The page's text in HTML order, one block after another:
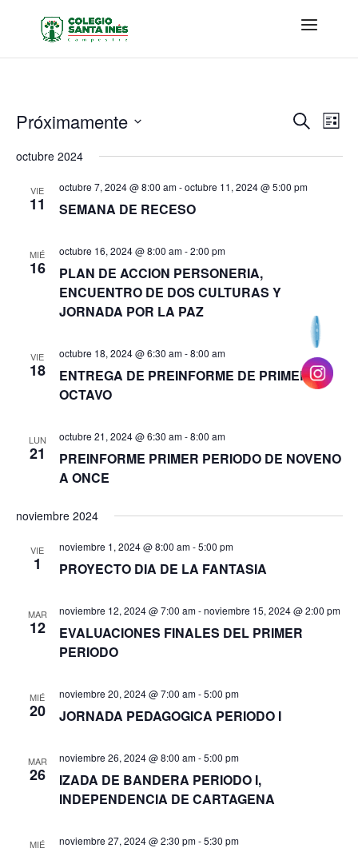
y
Buscar
de
Lista
Próximamente
fecha.
octubre 2024
VIE
11
octubre 7, 2024 @ 8:00 am-octubre 11, 2024 @ 5:00 pm
SEMANA DE RECESO
MIÉ
16
octubre 16, 2024 @ 8:00 am-2:00 pm
PLAN DE ACCION PERSONERIA,
ENCUENTRO DE DOS CULTURAS Y
JORNADA POR LA PAZ
VIE
18
octubre 18, 2024 @ 6:30 am-8:00 am
ENTREGA DE PREINFORME DE PRIMERO A
OCTAVO
LUN
21
octubre 21, 2024 @ 6:30 am-8:00 am
PREINFORME PRIMER PERIODO DE NOVENO
A ONCE
noviembre 2024
VIE
1
noviembre 1, 2024 @ 8:00 am-5:00 pm
PROYECTO DIA DE LA FANTASIA
MAR
12
noviembre 12, 2024 @ 7:00 am-noviembre 15, 2024 @ 2:00 pm
EVALUACIONES FINALES DEL PRIMER
PERIODO
MIÉ
20
noviembre 20, 2024 @ 7:00 am-5:00 pm
JORNADA PEDAGOGICA PERIODO I
MAR
26
noviembre 26, 2024 @ 8:00 am-5:00 pm
IZADA DE BANDERA PERIODO I,
INDEPENDENCIA DE CARTAGENA
MIÉ noviembre 27, 2024 @ 2:30 pm-5:30 pm